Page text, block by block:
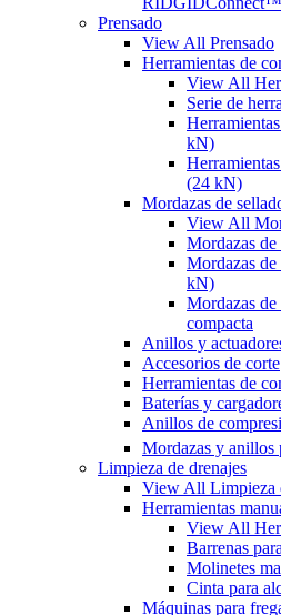
Prensado
View All Prensado
Herramientas de
View All
Serie de
kN)
(24 kN)
Mordazas de
View All
Mordazas
Mordazas
kN)
Mordazas
compacta
Anillos y
Accesorios de corte
Herramientas de
Baterías y
Anillos de
Mordazas y anillos
Limpieza de drenajes
View All Limpieza
Herramientas
View All
Barrenas
Molinetes
Cinta para
Máquinas para